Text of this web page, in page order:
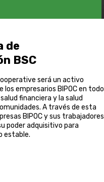
de
BSC
será un activo
los empresarios BIPOC en todo
financiera y la salud
A través de esta
BIPOC y sus trabajadores
poder adquisitivo para
estable.